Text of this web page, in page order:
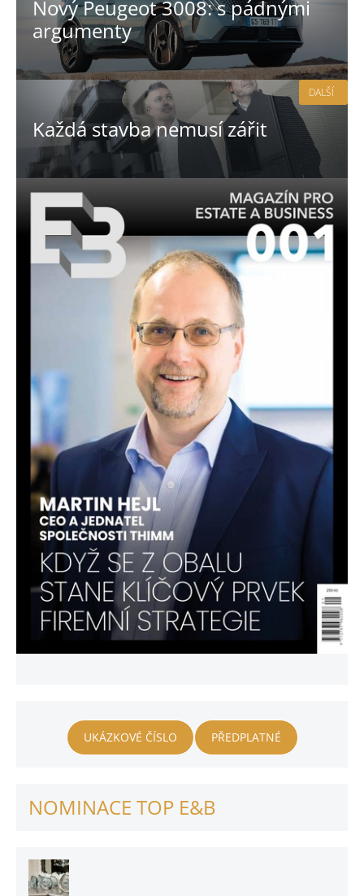
Nový Peugeot 3008: s pádnými
argumenty
Každá stavba nemusí zářit
DALŠÍ
UKÁZKOVÉ ČÍSLO PŘEDPLATNÉ
NOMINACE TOP E&B